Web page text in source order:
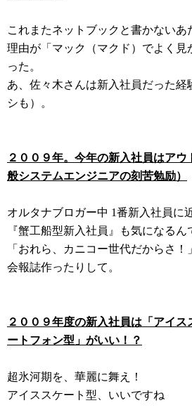
これまたネットブックと書かないあ
理由が「マック（マクド）でよく見
った。
あ、佐々木さんは新入社員だった経
シも）。
２００９年。今年の新入社員はア
般システムエンジニアの刻苦勉励）
オルタナブロガー中 1番新入社員に
『蟹工船型新入社員』も気になるん
「おれら、カニコー世代だからさ！
会報誌作ったりして。
２００９年度の新入社員は「アイ
ートフォン型」がいい！？
超氷河期を、華麗に舞え！
アイススケート型、いいですね